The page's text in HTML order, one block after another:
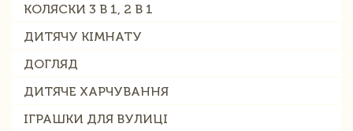
КОЛЯСКИ 3 В 1, 2 В 1
ДИТЯЧУ КІМНАТУ
ДОГЛЯД
ДИТЯЧЕ ХАРЧУВАННЯ
ІГРАШКИ ДЛЯ ВУЛИЦІ